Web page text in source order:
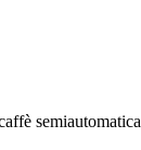
semiautomatica